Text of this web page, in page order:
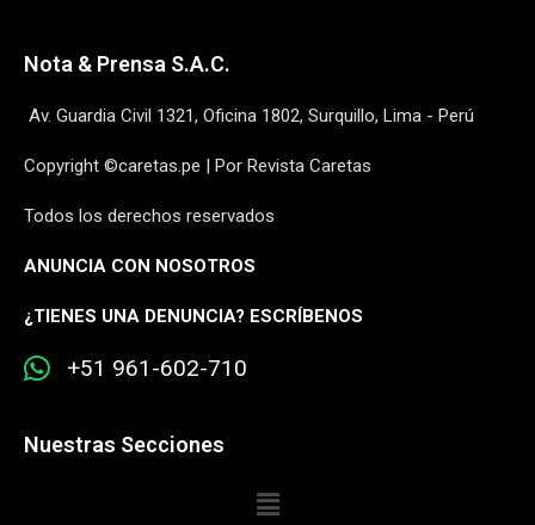
Nota & Prensa S.A.C.
Av. Guardia Civil 1321, Oficina 1802, Surquillo, Lima - Perú
Copyright ©caretas.pe | Por Revista Caretas
Todos los derechos reservados
ANUNCIA CON NOSOTROS
¿TIENES UNA DENUNCIA? ESCRÍBENOS
+51 961-602-710
Nuestras Secciones